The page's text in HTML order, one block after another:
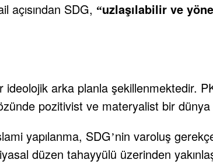
açısından SDG, “uzlaşılabilir ve
ideolojik arka planla şekillenmektedir.
pozitivist ve materyalist bir
yapılanma, SDG’nin varoluş
düzen tahayyülü üzerinden